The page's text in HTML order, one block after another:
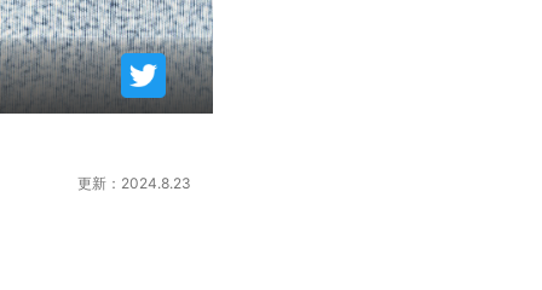
更新：2024.8.23